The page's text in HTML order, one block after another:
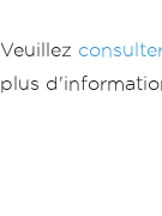
Veuillez
plus